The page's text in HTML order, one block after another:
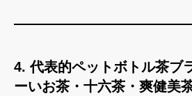
4. 代表的ペットボトル茶ブ
ーいお茶・十六茶・爽健美